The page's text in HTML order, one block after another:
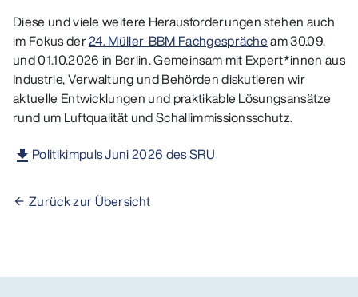
Diese und viele weitere Herausforderungen stehen auch
im Fokus der24. Müller-BBM Fachgesprächeam 30.09.
und 01.10.2026 in Berlin. Gemeinsam mit Expert*innen aus
Industrie, Verwaltung und Behörden diskutieren wir
aktuelle Entwicklungen und praktikable Lösungsansätze
rund um Luftqualität und Schallimmissionsschutz.
Politikimpuls Juni 2026 des SRU
Zurück zur Übersicht